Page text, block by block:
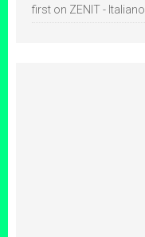
first on ZENIT - Italiano.